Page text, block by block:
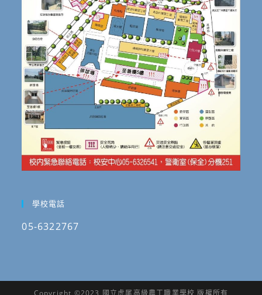
學校電話
05-6322767
Copyright ©2023 國立虎尾高級農工職業學校 版權所有